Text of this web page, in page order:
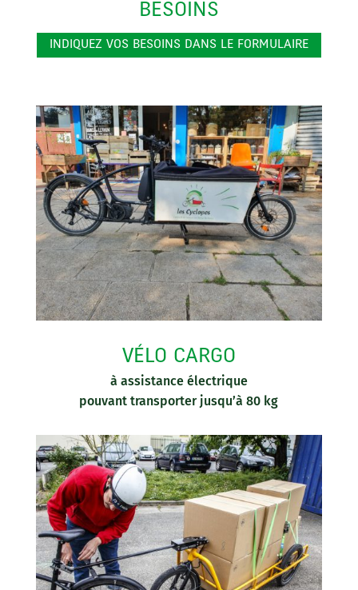
BESOINS
INDIQUEZ VOS BESOINS DANS LE FORMULAIRE
VÉLO CARGO
à assistance électrique
pouvant transporter jusqu’à 80 kg